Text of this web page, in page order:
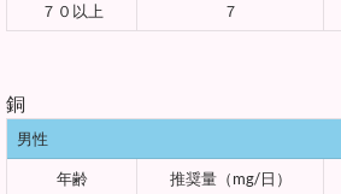
７０以上 ７
銅
男性
年齢 推奨量（mg/日）